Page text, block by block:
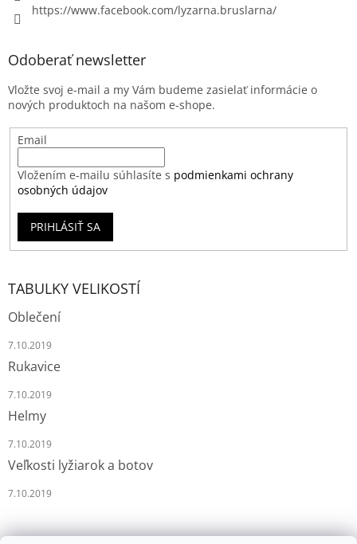
https://www.facebook.com/lyzarna.bruslarna/
Odoberať newsletter
Vložte svoj e-mail a my Vám budeme zasielať informácie o
nových produktoch na našom e-shope.
Email
Vložením e-mailu súhlasíte s podmienkami ochrany
osobných údajov
PRIHLÁSIŤ SA
TABULKY VELIKOSTÍ
Oblečení
7.10.2019
Rukavice
7.10.2019
Helmy
7.10.2019
Veľkosti lyžiarok a botov
7.10.2019